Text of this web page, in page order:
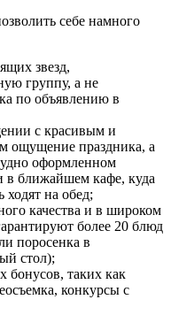
себе намного
звезд,
группу, а не
по объявлению в
с красивым и
ощущение праздника, а
оформленном
ближайшем кафе, куда
на обед;
качества и в широком
более 20 блюд
поросенка в
стол);
бонусов, таких как
конкурсы с